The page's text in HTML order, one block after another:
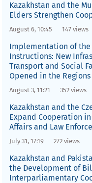
Kazakhstan and the
Elders Strengthen
August 6, 10:45 147 views
Implementation of the
Instructions: New
Transport and Social
Opened in the
August 3, 11:21 352 views
Kazakhstan and the
Expand Cooperation
Affairs and Law
July 31, 17:19 272 views
Kazakhstan and
the Development of
Interparliamentary